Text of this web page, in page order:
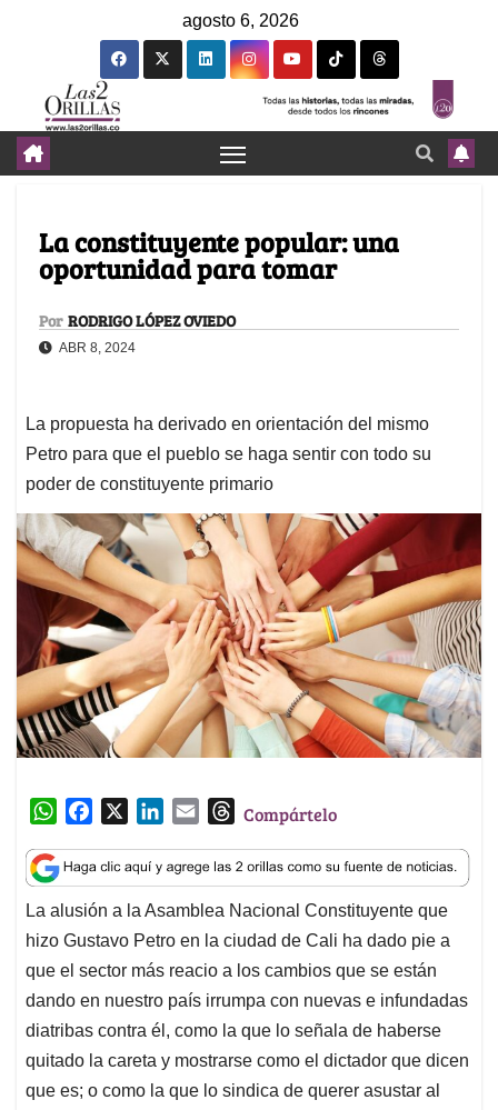
agosto 6, 2026
La constituyente popular: una
oportunidad para tomar
Por RODRIGO LÓPEZ OVIEDO
ABR 8, 2024
La propuesta ha derivado en orientación del mismo
Petro para que el pueblo se haga sentir con todo su
poder de constituyente primario
W
a
t
s
A
p
p
c
e
b
o
o
k
n
k
e
d
I
n
a
i
l
T
r
e
a
d
s
Compártelo
La alusión a la Asamblea Nacional Constituyente que
hizo Gustavo Petro en la ciudad de Cali ha dado pie a
que el sector más reacio a los cambios que se están
dando en nuestro país irrumpa con nuevas e infundadas
diatribas contra él, como la que lo señala de haberse
quitado la careta y mostrarse como el dictador que dicen
que es; o como la que lo sindica de querer asustar al